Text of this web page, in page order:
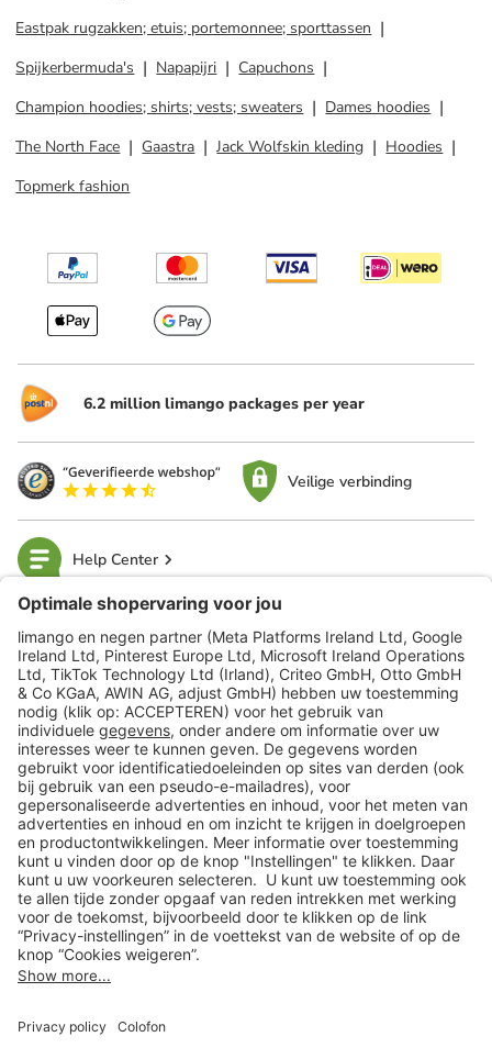
Eastpak rugzakken; etuis; portemonnee; sporttassen
Spijkerbermuda's
Napapijri
Capuchons
Champion hoodies; shirts; vests; sweaters
Dames hoodies
The North Face
Gaastra Jack Wolfskin kleding
Hoodies
Topmerk fashion
6.2 million limango packages per year
Veilige verbinding
Help Center
limango
Veilig winkelen
Klantenservice
Shop
Acties